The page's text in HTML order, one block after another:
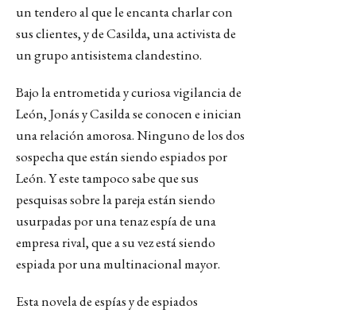
un tendero al que le encanta charlar con
sus clientes, y de Casilda, una activista de
un grupo antisistema clandestino.
Bajo la entrometida y curiosa vigilancia de
León, Jonás y Casilda se conocen e inician
una relación amorosa. Ninguno de los dos
sospecha que están siendo espiados por
León. Y este tampoco sabe que sus
pesquisas sobre la pareja están siendo
usurpadas por una tenaz espía de una
empresa rival, que a su vez está siendo
espiada por una multinacional mayor.
Esta novela de espías y de espiados